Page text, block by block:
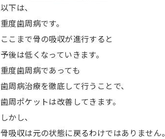
以下は、
重度歯周病です。
ここまで骨の吸収が進行すると
予後は低くなっていきます。
重度歯周病であっても
歯周病治療を徹底して行うことで、
歯周ポケットは改善してきます。
しかし、
骨吸収は元の状態に戻るわけではありません。